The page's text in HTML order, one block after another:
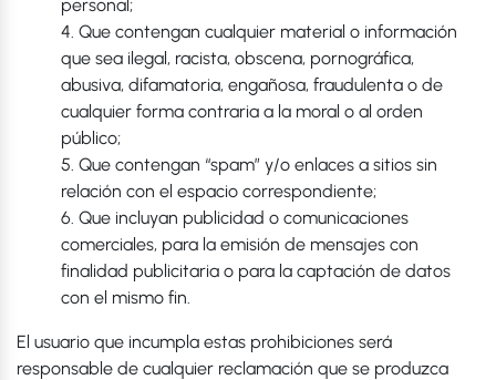
personal;
4. Que contengan cualquier material o información
que sea ilegal, racista, obscena, pornográfica,
abusiva, difamatoria, engañosa, fraudulenta o de
cualquier forma contraria a la moral o al orden
público;
5. Que contengan “spam” y/o enlaces a sitios sin
relación con el espacio correspondiente;
6. Que incluyan publicidad o comunicaciones
comerciales, para la emisión de mensajes con
finalidad publicitaria o para la captación de datos
con el mismo fin.
El usuario que incumpla estas prohibiciones será
responsable de cualquier reclamación que se produzca